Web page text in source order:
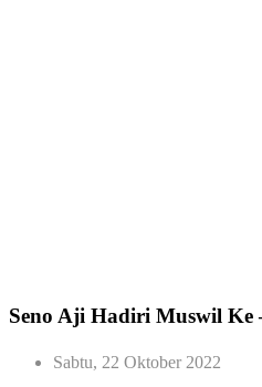
Seno Aji Hadiri Muswil
Sabtu, 22 Oktober 2022